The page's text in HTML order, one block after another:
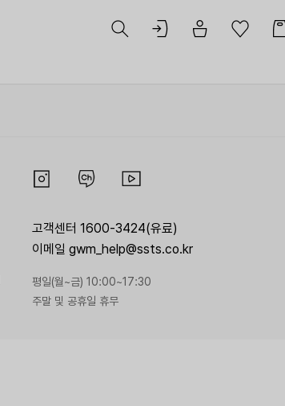
고객센터 1600-3424(유료)
이메일 gwm_help@ssts.co.kr
평일(월~금) 10:00~17:30
주말 및 공휴일 휴무